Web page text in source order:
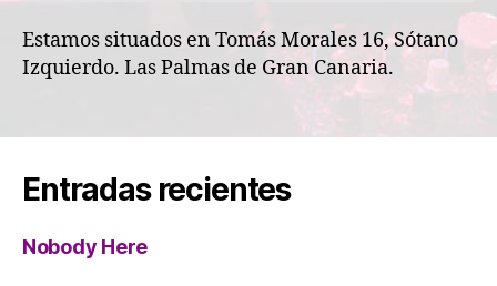
Estamos situados en Tomás Morales 16, Sótano
Izquierdo. Las Palmas de Gran Canaria.
Entradas recientes
Nobody Here